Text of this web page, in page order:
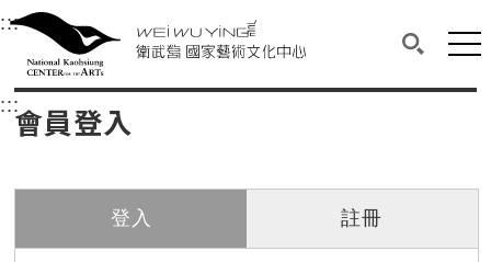
衛武營國家藝術文化中心
中央內容區塊，為本頁主要內容區。
:::選單連結區塊，此區塊列有本網站主要連結。
衛武營國家藝術文化中心
搜尋(開
網
::: 中央內容區塊，為本頁主要內容區。
會員登入
登入 註冊